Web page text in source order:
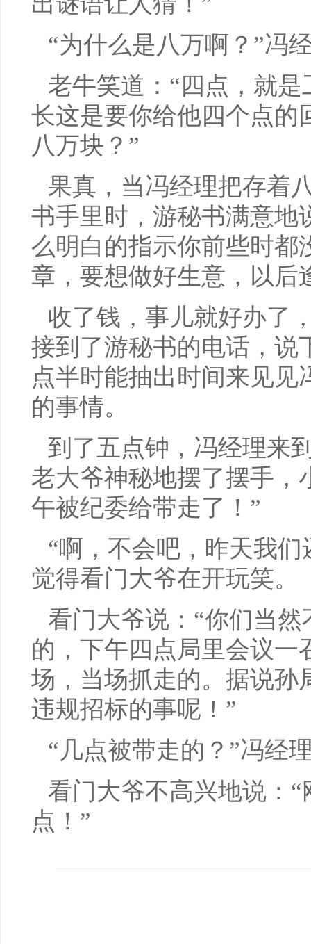
“为什么是八万啊？”冯
老牛笑道：“四点，就
长这是要你给他四个点的
八万块？”
果真，当冯经理把存着
书手里时，游秘书满意地
么明白的指示你前些时都
章，要想做好生意，以后
收了钱，事儿就好办了
接到了游秘书的电话，说
点半时能抽出时间来见
的事情。
到了五点钟，冯经理来
老大爷神秘地摆了摆手，
午被纪委给带走了！”
“啊，不会吧，昨天我
觉得看门大爷在开玩笑。
看门大爷说：“你们当
的，下午四点局里会议一
场，当场抓走的。据说孙
违规招标的事呢！”
“几点被带走的？”冯经
看门大爷不高兴地说：
点！”